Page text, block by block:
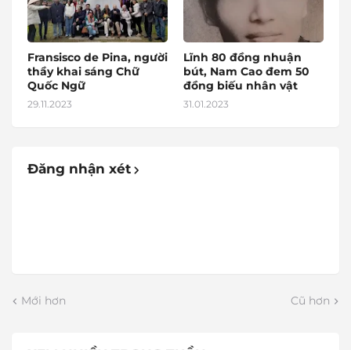
Fransisco de Pina, người
thầy khai sáng Chữ
Quốc Ngữ
29.11.2023
Lĩnh 80 đồng nhuận
bút, Nam Cao đem 50
đồng biếu nhân vật
31.01.2023
Đăng nhận xét
Mới hơn Cũ hơn